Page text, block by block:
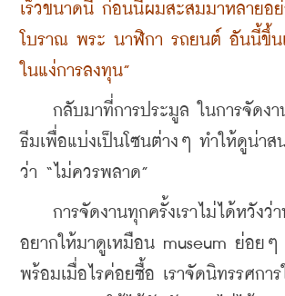
เร็วขนาดนี้ ก่อนนี้ผมสะสมมาหลายอย่
โบราณ พระ นาฬิกา รถยนต์ อันนี้ขึ้น
ในแง่การลงทุน”
กลับมาที่การประมูล ในการจัดงา
ธีมเพื่อแบ่งเป็นโซนต่างๆ ทำให้ดูน่าส
ว่า “ไม่ควรพลาด”
การจัดงานทุกครั้งเราไม่ได้หวังว่
อยากให้มาดูเหมือน museum ย่อย
พร้อมเมื่อไรค่อยซื้อ เราจัดนิทรรศกา